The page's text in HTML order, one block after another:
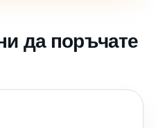
да поръчате